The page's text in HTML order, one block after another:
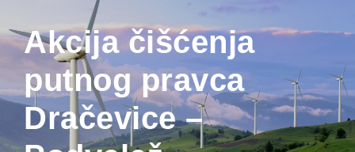
Akcija čišćenja
putnog pravca
Dračevice –